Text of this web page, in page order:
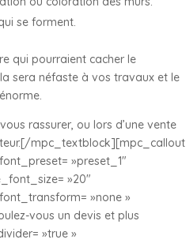
se forment.
qui pourraient cacher le
sera néfaste à vos travaux et le
rassurer, ou lors d’une vente
mpc_textblock][mpc_callout
»preset_1″
»20″
»none »
vous un devis et plus
»true »